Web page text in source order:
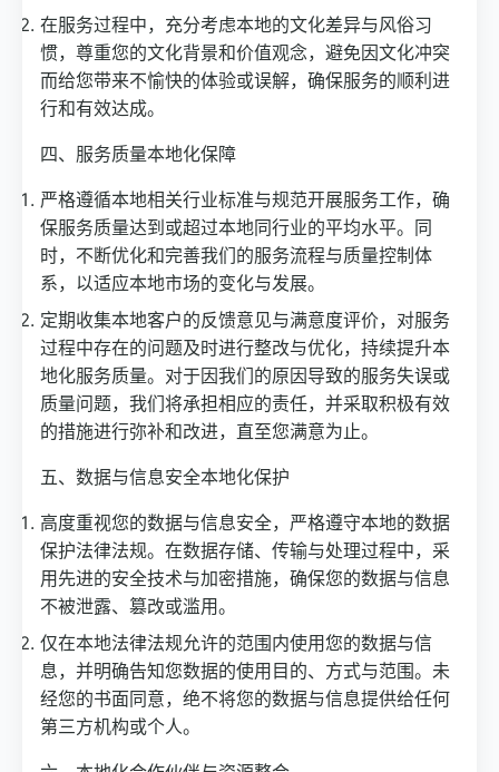
在服务过程中，充分考虑本地的文化差异与风俗习
惯，尊重您的文化背景和价值观念，避免因文化冲突
而给您带来不愉快的体验或误解，确保服务的顺利进
行和有效达成。
四、服务质量本地化保障
严格遵循本地相关行业标准与规范开展服务工作，确
保服务质量达到或超过本地同行业的平均水平。同
时，不断优化和完善我们的服务流程与质量控制体
系，以适应本地市场的变化与发展。
定期收集本地客户的反馈意见与满意度评价，对服务
过程中存在的问题及时进行整改与优化，持续提升本
地化服务质量。对于因我们的原因导致的服务失误或
质量问题，我们将承担相应的责任，并采取积极有效
的措施进行弥补和改进，直至您满意为止。
五、数据与信息安全本地化保护
高度重视您的数据与信息安全，严格遵守本地的数据
保护法律法规。在数据存储、传输与处理过程中，采
用先进的安全技术与加密措施，确保您的数据与信息
不被泄露、篡改或滥用。
仅在本地法律法规允许的范围内使用您的数据与信
息，并明确告知您数据的使用目的、方式与范围。未
经您的书面同意，绝不将您的数据与信息提供给任何
第三方机构或个人。